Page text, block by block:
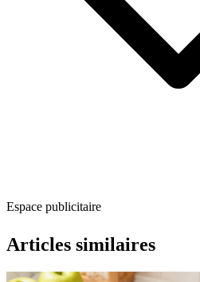
Espace publicitaire
Articles similaires